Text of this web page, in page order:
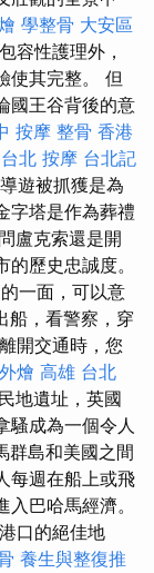
學整骨 大安區
容性護理外，
使其完整。 但
國王谷背後的意
按摩 整骨 香港
台北 按摩 台北記
遊被抓獲是為
字塔是作為葬禮
盧克索還是開
歷史忠誠度。
一面，可以意
船，看警察，穿
開交通時，您
外燴 高雄 台北
地遺址，英國
騷成為一個令人
群島和美國之間
每週在船上或飛
巴哈馬經濟。
口的絕佳地
養生與整復推